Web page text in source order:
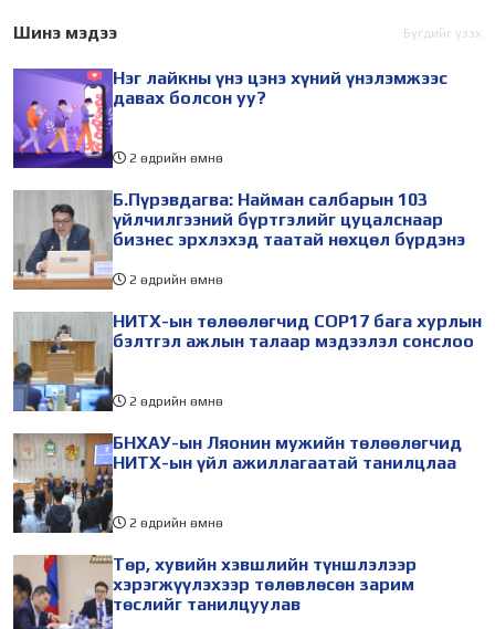
өдөр зохион
холбогдуулан Нийслэлийн
төлөөлөгчид Монгол
айлчлалынхаа хүрээнд
Шинэ мэдээ Бүгдийг үзэх
Нэг лайкны үнэ цэнэ хүний үнэлэмжээс
давах болсон уу?
2 өдрийн өмнө
Б.Пүрэвдагва: Найман салбарын 103
үйлчилгээний бүртгэлийг цуцалснаар
бизнес эрхлэхэд таатай нөхцөл бүрдэнэ
2 өдрийн өмнө
НИТХ-ын төлөөлөгчид COP17 бага хурлын
бэлтгэл ажлын талаар мэдээлэл сонслоо
2 өдрийн өмнө
БНХАУ-ын Ляонин мужийн төлөөлөгчид
НИТХ-ын үйл ажиллагаатай танилцлаа
2 өдрийн өмнө
Төр, хувийн хэвшлийн түншлэлээр
хэрэгжүүлэхээр төлөвлөсөн зарим
төслийг танилцуулав